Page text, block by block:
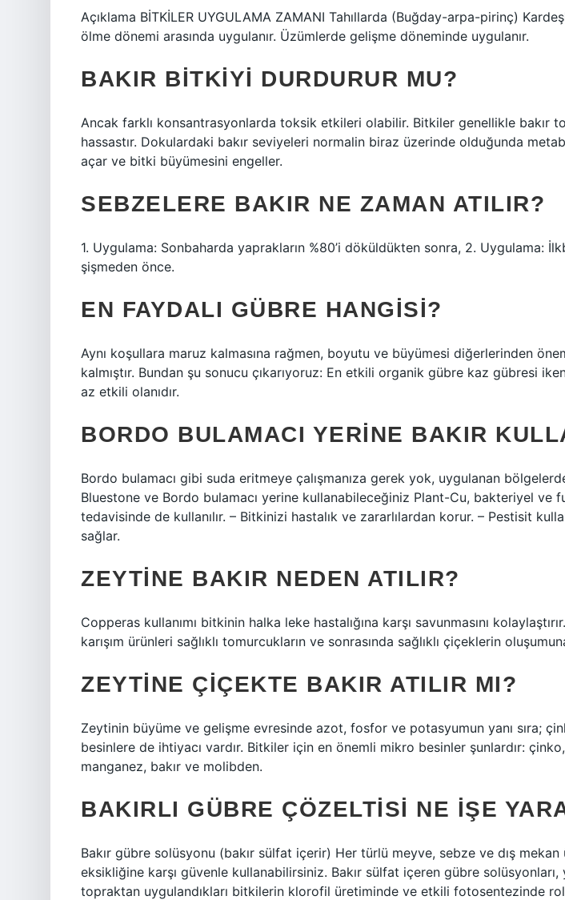
Açıklama BİTKİLER UYGULAMA ZAMANI Tahıllarda (Buğday-arpa-pirinç)
ölme dönemi arasında uygulanır. Üzümlerde gelişme döneminde uygulanır.
BAKIR BITKIYI DURDURUR MU?
Ancak farklı konsantrasyonlarda toksik etkileri olabilir. Bitkiler genellikle bakır
hassastır. Dokulardaki bakır seviyeleri normalin biraz üzerinde olduğunda
açar ve bitki büyümesini engeller.
SEBZELERE BAKIR NE ZAMAN ATILIR?
1. Uygulama: Sonbaharda yaprakların %80’i döküldükten sonra, 2. Uygulama:
şişmeden önce.
EN FAYDALI GÜBRE HANGISI?
Aynı koşullara maruz kalmasına rağmen, boyutu ve büyümesi diğerlerinden
kalmıştır. Bundan şu sonucu çıkarıyoruz: En etkili organik gübre kaz gübresi
az etkili olanıdır.
BORDO BULAMACI YERINE BAKIR
Bordo bulamacı gibi suda eritmeye çalışmanıza gerek yok, uygulanan
Bluestone ve Bordo bulamacı yerine kullanabileceğiniz Plant-Cu, bakteriyel ve
tedavisinde de kullanılır. – Bitkinizi hastalık ve zararlılardan korur. – Pestisit
sağlar.
ZEYTINE BAKIR NEDEN ATILIR?
Copperas kullanımı bitkinin halka leke hastalığına karşı savunmasını
karışım ürünleri sağlıklı tomurcukların ve sonrasında sağlıklı çiçeklerin
ZEYTINE ÇIÇEKTE BAKIR ATILIR MI?
Zeytinin büyüme ve gelişme evresinde azot, fosfor ve potasyumun yanı sıra;
besinlere de ihtiyacı vardır. Bitkiler için en önemli mikro besinler şunlardır:
manganez, bakır ve molibden.
BAKIRLI GÜBRE ÇÖZELTISI NE IŞE
Bakır gübre solüsyonu (bakır sülfat içerir) Her türlü meyve, sebze ve dış mekan
eksikliğine karşı güvenle kullanabilirsiniz. Bakır sülfat içeren gübre
topraktan uygulandıkları bitkilerin klorofil üretiminde ve etkili fotosentezinde